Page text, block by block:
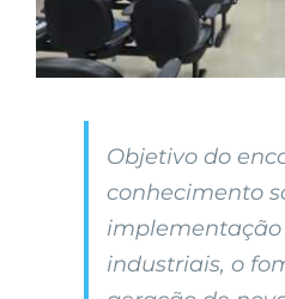
Objetivo do
conhecimento
implementação
industriais, o